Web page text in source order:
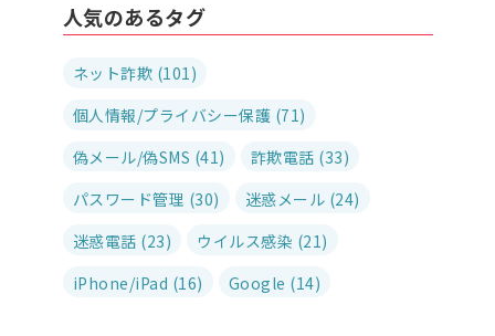
人気のあるタグ
ネット詐欺 (101)
個人情報/プライバシー保護 (71)
偽メール/偽SMS (41)
詐欺電話 (33)
パスワード管理 (30)
迷惑メール (24)
迷惑電話 (23)
ウイルス感染 (21)
iPhone/iPad (16)
Google (14)